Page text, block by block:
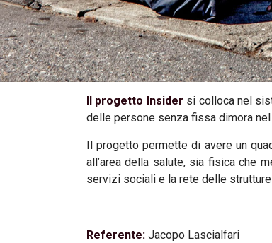
Il progetto Insider si colloca nel
delle persone senza fissa dimora nel
Il progetto permette di avere un
all’area della salute, sia fisica che
servizi sociali e la rete delle
Referente: Jacopo Lascialfari